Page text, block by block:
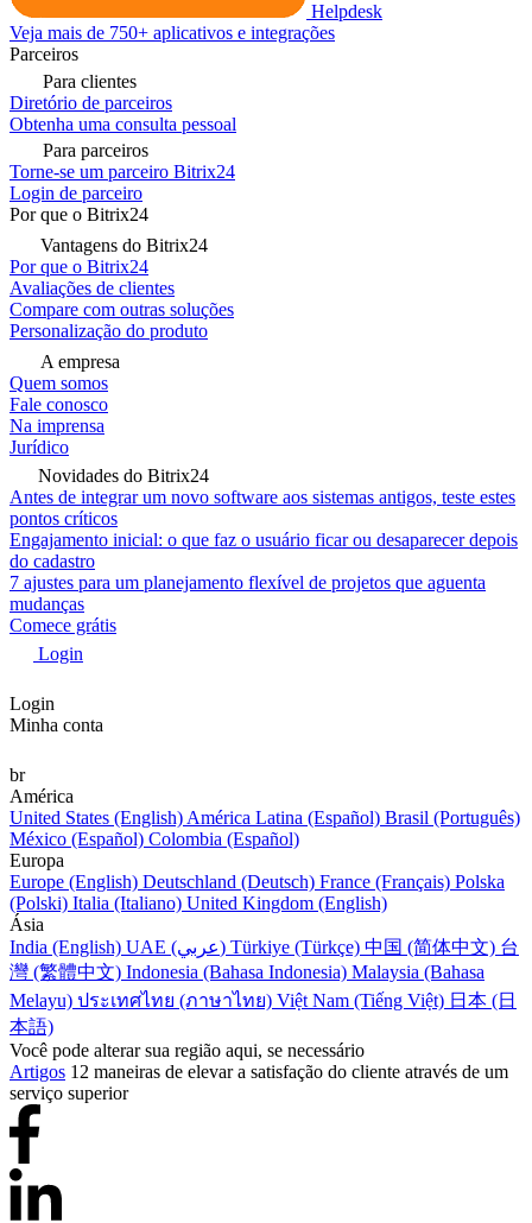
Helpdesk
Veja mais de 750+ aplicativos e integrações
Parceiros
Para clientes
Diretório de parceiros
Obtenha uma consulta pessoal
Para parceiros
Torne-se um parceiro Bitrix24
Login de parceiro
Por que o Bitrix24
Vantagens do Bitrix24
Por que o Bitrix24
Avaliações de clientes
Compare com outras soluções
Personalização do produto
A empresa
Quem somos
Fale conosco
Na imprensa
Jurídico
Novidades do Bitrix24
Antes de integrar um novo software aos sistemas antigos, teste estes
pontos críticos
Engajamento inicial: o que faz o usuário ficar ou desaparecer depois
do cadastro
7 ajustes para um planejamento flexível de projetos que aguenta
mudanças
Comece grátis
Login
Login
Minha conta
br
América
United States (English) América Latina (Español) Brasil (Português)
México (Español) Colombia (Español)
Europa
Europe (English) Deutschland (Deutsch) France (Français) Polska
(Polski) Italia (Italiano) United Kingdom (English)
Ásia
India (English)
UAE (عربي) Türkiye (Türkçe) 中国 (简体中文) 台
灣 (繁體中文) Indonesia (Bahasa Indonesia) Malaysia (Bahasa
Melayu) ประเทศไทย (ภาษาไทย) Việt Nam (Tiếng Việt) 日本 (日
本語)
Você pode alterar sua região aqui, se necessário
Artigos 12 maneiras de elevar a satisfação do cliente através de um
serviço superior